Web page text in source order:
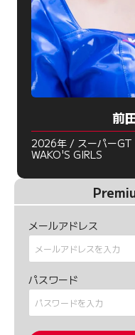
前
2026年 / スーパーGT
WAKO'S GIRLS
メールアドレス
パスワード